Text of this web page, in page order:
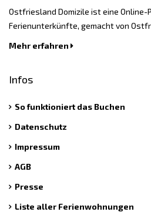
Ostfriesland Domizile ist eine
Ferienunterkünfte, gemacht von
Mehr erfahren
Infos
So funktioniert das Buchen
Datenschutz
Impressum
AGB
Presse
Liste aller Ferienwohnungen